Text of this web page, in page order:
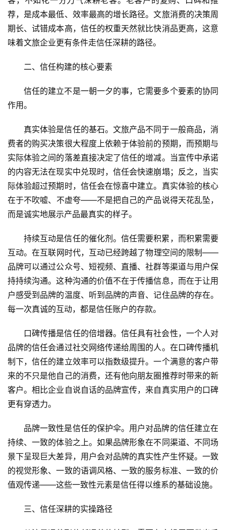
首
页
二
消
文
荐，是成本最低、效率最高的增长路径。文旅消费的决策周
期长、试错成本高，信任的权重天然就比快消品更高，这意
味着文旅企业更有条件走信任深耕的路径。
二、信任构建的核心要素
信任的建立不是一朝一夕的事，它需要多个要素的协同
作用。
真实体验是信任的基石。文旅产品不同于一般商品，消
费者的购买决策很大程度上依赖于体验前的预期，而预期与
实际体验之间的落差直接决定了信任的增减。当宣传中承诺
的内容无法在现实中兑现时，信任会快速崩塌；反之，当实
际体验超过预期时，信任会在惊喜中建立。真实体验的核心
在于不吹嘘、不虚夸——不是把自己的产品说得天花乱坠，
而是诚实地展示产品最真实的样子。
持续互动是信任的催化剂。信任需要积累，而积累需要
互动。在互联网时代，互动已经跨越了物理空间的限制——
品牌可以通过公众号、短视频、直播、社群等渠道与用户保
持持续沟通。这种沟通的价值不在于传播信息，而在于让用
户感受到品牌的温度、听到品牌的声音、记住品牌的存在。
每一次真诚的互动，都是信任账户的存款。
口碑传播是信任的倍增器。信任具有社会性，一个人对
品牌的信任会通过社交网络传递给周围的人。在口碑传播机
制下，信任的建立效率可以指数级提升。一个满意的客户带
来的不只是他自己的消费，还有他向朋友圈推荐时带来的新
客户。相比企业自说自话的品牌宣传，来自真实用户的口碑
更有穿透力。
品牌一致性是信任的保护伞。用户对品牌的信任建立在
持续、一致的体验之上。如果品牌形象在不同渠道、不同场
景下呈现巨大差异，用户会对品牌的真实性产生怀疑。一致
的视觉形象、一致的语调风格、一致的服务标准、一致的价
值观传递——这些一致性元素是信任得以维系的基础设施。
三、信任深耕的实操路径